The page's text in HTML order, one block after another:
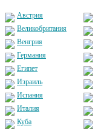
Австрия
Великобритания
Венгрия
Германия
Египет
Израиль
Испания
Италия
Куба